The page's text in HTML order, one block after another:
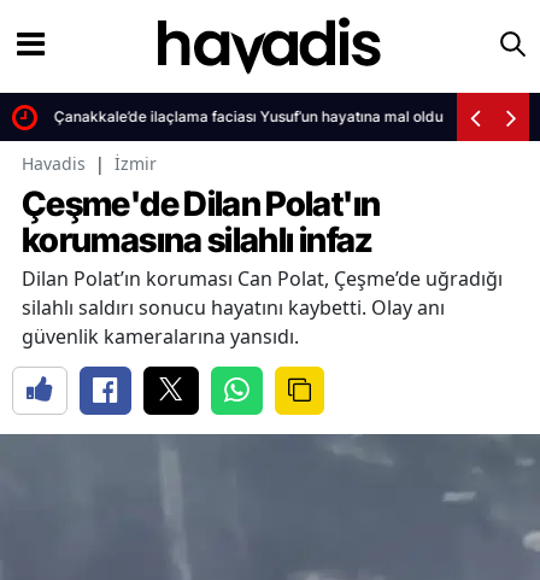
Çanakkale’de ilaçlama faciası Yusuf’un hayatına mal oldu
Havadis | İzmir
Çeşme'de Dilan Polat'ın
korumasına silahlı infaz
Dilan Polat’ın koruması Can Polat, Çeşme’de uğradığı
silahlı saldırı sonucu hayatını kaybetti. Olay anı
güvenlik kameralarına yansıdı.